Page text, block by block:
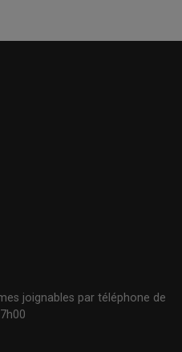
joignables par téléphone de